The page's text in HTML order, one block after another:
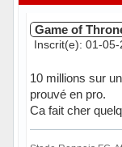
Game of
Inscrit(e): 01-05-
10 millions sur
prouvé en pro.
Ca fait cher